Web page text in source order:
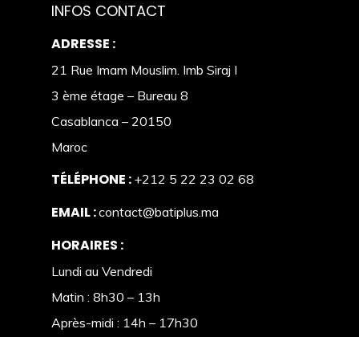
INFOS CONTACT
ADRESSE :
21 Rue Imam Mouslim. Imb Siraj I
3 ème étage – Bureau 8
Casablanca – 20150
Maroc
TÉLÉPHONE : +212 5 22 23 02 68
EMAIL :contact@batiplus.ma
HORAIRES :
Lundi au Vendredi
Matin : 8h30 – 13h
Après-midi : 14h – 17h30